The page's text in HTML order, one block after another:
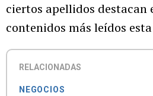
ciertos apellidos destacan
contenidos más leídos
RELACIONADAS
NEGOCIOS